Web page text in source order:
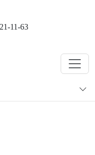
11-63